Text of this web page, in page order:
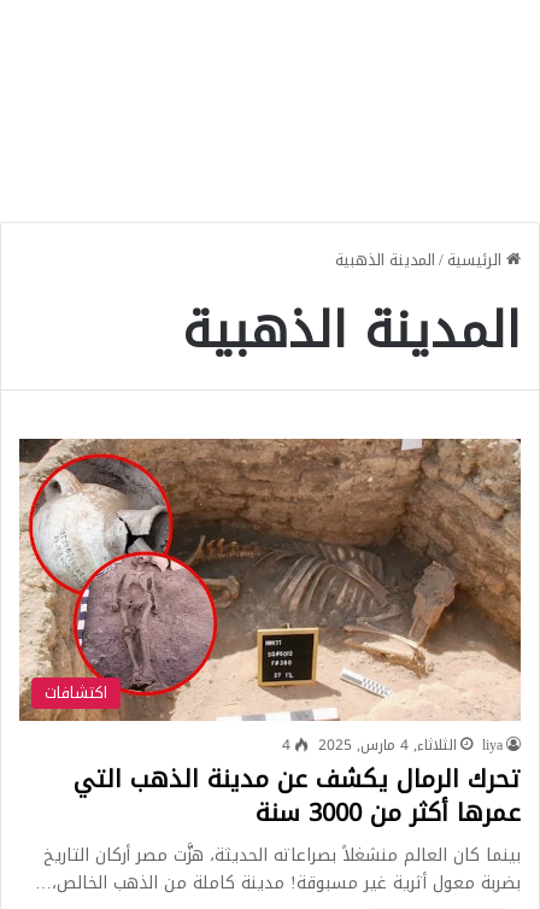
الرئيسية/المدينة الذهبية
المدينة الذهبية
اكتشافات
liya الثلاثاء, 4 مارس, 2025 4
تحرك الرمال يكشف عن مدينة الذهب التي
عمرها أكثر من 3000 سنة
بينما كان العالم منشغلاً بصراعاته الحديثة، هزَّت مصر أركان التاريخ
بضربة معول أثرية غير مسبوقة! مدينة كاملة من الذهب الخالص،…